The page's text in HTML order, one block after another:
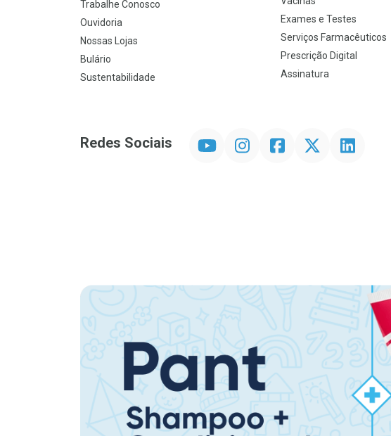
Trabalhe Conosco
Ouvidoria
Nossas Lojas
Bulário
Sustentabilidade
Exames e Testes
Serviços Farmacêuticos
Prescrição Digital
Assinatura
Redes Sociais InstagramFacebookTwitter Linkedin